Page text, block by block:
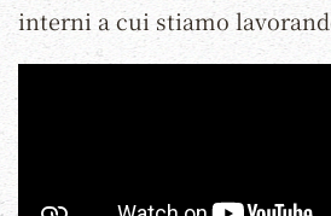
interni a cui stiamo